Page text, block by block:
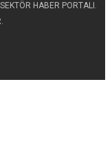
HABER PORTALI.